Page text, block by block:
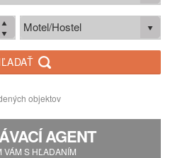
Motel/Hostel
objektov
AGENT
VÁM S HĽADANÍM